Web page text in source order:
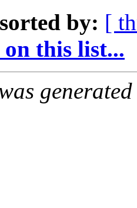
by: [
this list...